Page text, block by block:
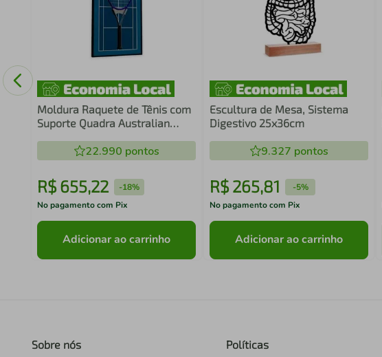
Moldura Raquete de Tênis com
Suporte Quadra Australian
22.990 pontos
R$ 655,22 -18%
No pagamento com Pix
Adicionar ao carrinho
Escultura de Mesa, Sistema
Digestivo 25x36cm
9.327 pontos
R$ 265,81 -5%
No pagamento com Pix
Adicionar ao carrinho
Sobre nós Políticas